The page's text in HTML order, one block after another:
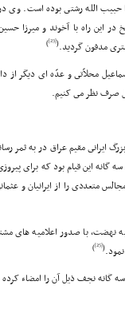
حبیب الله رشتى بوده
در این راه با آخوند و میرزا
مدفون گردید.(
[23]
)
محلاّتى و عدّه اى دیگر از
صرف نظر مى کنیم.
بزرگ ایرانى مقیم عراق در به
گانه این قیام بود که براى
متعددى را از ایرانیان و
نهضت، با صدور اعلامیه هاى
(
[25]
)
گانه نجف ذیل آن را امضاء